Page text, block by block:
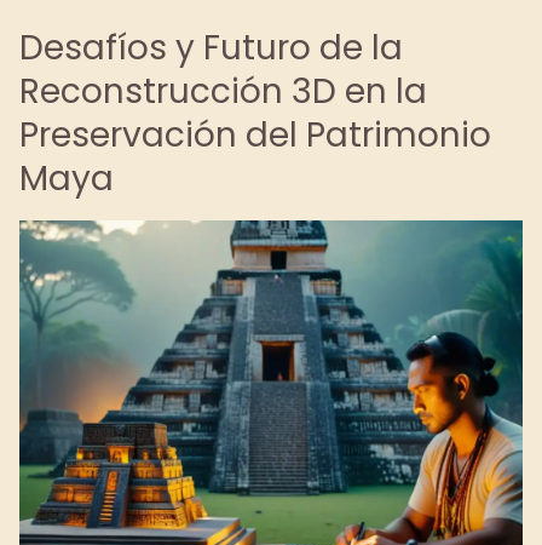
Desafíos y Futuro de la
Reconstrucción 3D en la
Preservación del Patrimonio
Maya